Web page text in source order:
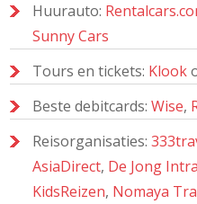
Huurauto:
Sunny Cars
Tours en tickets: Klook
Beste debitcards: Wise,
Reisorganisaties:
AsiaDirect, De Jong Intra
KidsReizen, Nomaya